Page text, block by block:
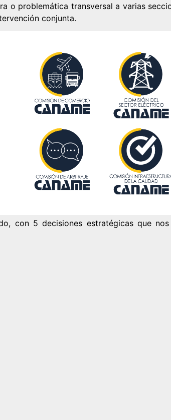
o problemática transversal a varias
conjunta.
con 5 decisiones estratégicas que